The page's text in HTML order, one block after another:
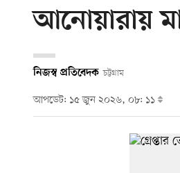
আনোয়ারায়
নিজস্ব প্রতিবেদক চট্টগ্রাম
আপডেট: ১৫ জুন ২০২৬, ০৮: ১১